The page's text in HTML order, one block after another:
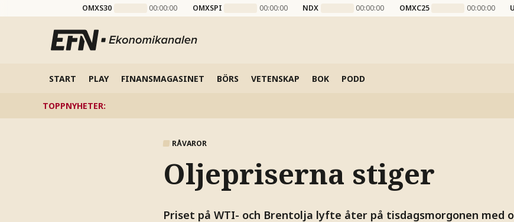
OMXS30 00:00:00 OMXSPI 00:00:00 NDX 00:00:00 OMXC25 00:00:00
START PLAY FINANSMAGASINET BÖRS VETENSKAP BOK PODD
TOPPNYHETER:
RÅVAROR
Oljepriserna stiger
Priset på WTI- och Brentolja lyfte åter på tisdagsmorgonen med